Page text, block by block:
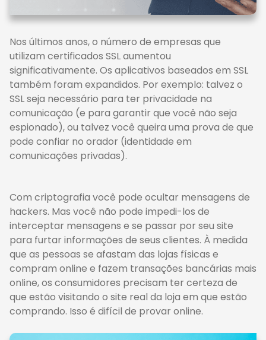
Nos últimos anos, o número de empresas que
utilizam certificados SSL aumentou
significativamente. Os aplicativos baseados em SSL
também foram expandidos. Por exemplo: talvez o
SSL seja necessário para ter privacidade na
comunicação (e para garantir que você não seja
espionado), ou talvez você queira uma prova de que
pode confiar no orador (identidade em
comunicações privadas).
Com criptografia você pode ocultar mensagens de
hackers. Mas você não pode impedi-los de
interceptar mensagens e se passar por seu site
para furtar informações de seus clientes. À medida
que as pessoas se afastam das lojas físicas e
compram online e fazem transações bancárias mais
online, os consumidores precisam ter certeza de
que estão visitando o site real da loja em que estão
comprando. Isso é difícil de provar online.